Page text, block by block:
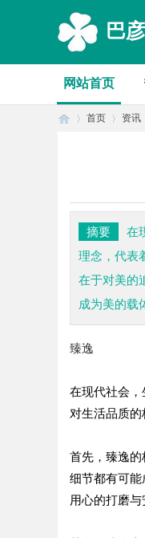
巴
网站首页
首页 资讯
摘要
在
理念，代表
在于对美的
成为美的载
臻逸
在现代社会
对生活品质
首先，臻逸
细节都有可
用心的打磨